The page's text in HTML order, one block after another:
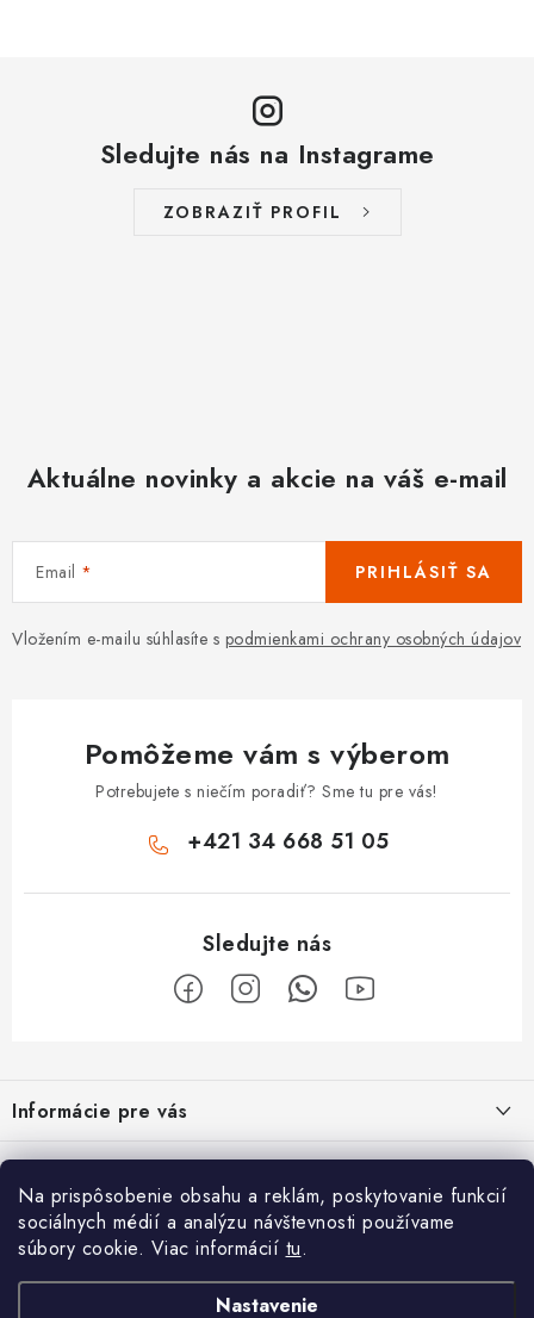
Na prispôsobenie obsahu a reklám, poskytovanie funkcií
sociálnych médií a analýzu návštevnosti používame
súbory cookie. Viac informácií tu.
Nastavenie
Sledujte nás na Instagrame
ZOBRAZIŤ PROFIL
Aktuálne novinky a akcie na váš e-mail
Email
Vložením e-mailu súhlasíte s podmienkami ochrany osobných údajov
PRIHLÁSIŤ SA
Pomôžeme vám s výberom
Potrebujete s niečím poradiť? Sme tu pre vás!
+421 34 668 51 05
p
ä
Informácie pre vás
Obchodné podmienky
Odstúpenie od zmluvy
Reklamačný poriadok
Podmienky ochrany osobných údajov
Vyrábame sauny na mieru
Špecialista na vírivky, sauny, bazénové príslušenstvo
Užitočne informácie
Krištáľovo čistá voda v bazéne po celé leto
Prijímame online platby